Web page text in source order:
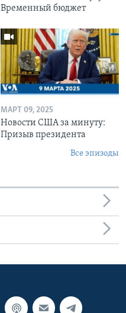
Временный бюджет
МАРТ 09, 2025
Новости США за минуту:
Призыв президента
Все эпизоды